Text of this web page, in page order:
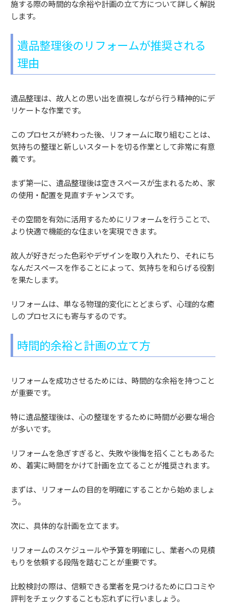
施する際の時間的な余裕や計画の立て方について詳しく解説
します。
遺品整理後のリフォームが推奨される
理由
遺品整理は、故人との思い出を直視しながら行う精神的にデ
リケートな作業です。
このプロセスが終わった後、リフォームに取り組むことは、
気持ちの整理と新しいスタートを切る作業として非常に有意
義です。
まず第一に、遺品整理後は空きスペースが生まれるため、家
の使用・配置を見直すチャンスです。
その空間を有効に活用するためにリフォームを行うことで、
より快適で機能的な住まいを実現できます。
故人が好きだった色彩やデザインを取り入れたり、それにち
なんだスペースを作ることによって、気持ちを和らげる役割
を果たします。
リフォームは、単なる物理的変化にとどまらず、心理的な癒
しのプロセスにも寄与するのです。
時間的余裕と計画の立て方
リフォームを成功させるためには、時間的な余裕を持つこと
が重要です。
特に遺品整理後は、心の整理をするために時間が必要な場合
が多いです。
リフォームを急ぎすぎると、失敗や後悔を招くこともあるた
め、着実に時間をかけて計画を立てることが推奨されます。
まずは、リフォームの目的を明確にすることから始めましょ
う。
次に、具体的な計画を立てます。
リフォームのスケジュールや予算を明確にし、業者への見積
もりを依頼する段階を踏むことが重要です。
比較検討の際は、信頼できる業者を見つけるために口コミや
評判をチェックすることも忘れずに行いましょう。